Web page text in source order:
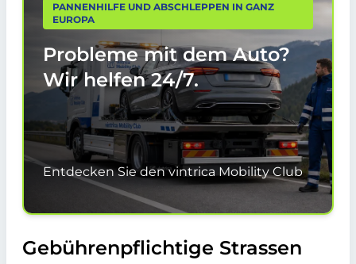
PANNENHILFE UND ABSCHLEPPEN IN GANZ
EUROPA
Probleme mit dem Auto?
Wir helfen24/7.
Entdecken Sie den vintrica Mobility Club
Gebührenpflichtige Strassen